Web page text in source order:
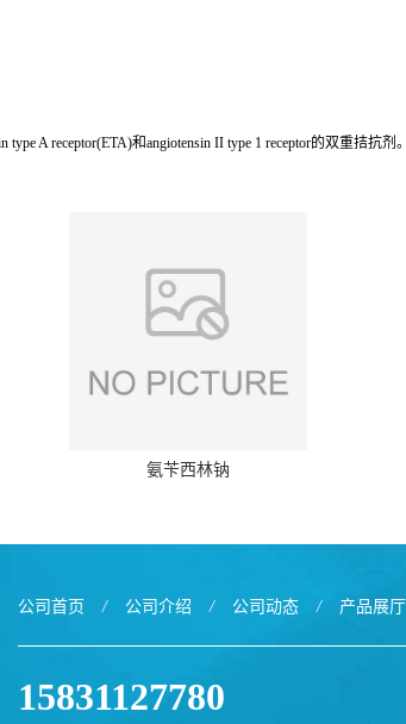
A receptor(ETA)和angiotensin II type 1 receptor的双重拮抗剂。
氨苄西林钠
公司首页 / 公司介绍 / 公司动态 / 产品展厅
15831127780